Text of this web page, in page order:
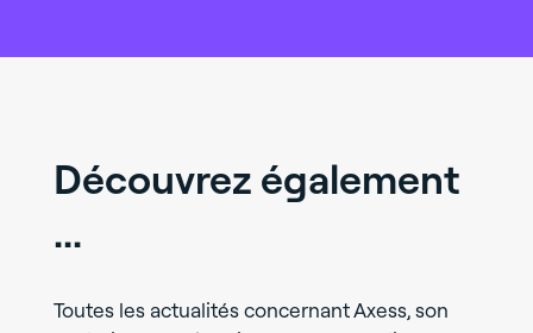
Découvrez également
...
Toutes les actualités concernant Axess, son